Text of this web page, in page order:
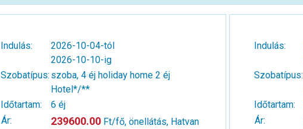
Indulás:
2026-10-04-tól
2026-10-10-ig
Szobatípus: szoba, 4 éj holiday home 2 éj
Hotel*/**
Időtartam:
6 éj
Ár:
239600.00Ft/fő, önellátás, Hatvan
Indulás:
Szobatípus:
Időtartam:
Ár: